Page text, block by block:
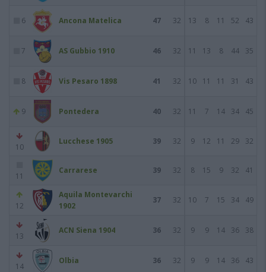
6 Ancona Matelica 47 32 13 8 11 52 43
7 AS Gubbio 1910 46 32 11 13 8 44 35
8 Vis Pesaro 1898 41 32 10 11 11 31 43
9 Pontedera 40 32 11 7 14 34 45
10
Lucchese 1905 39 32 9 12 11 29 32
11
Carrarese 39 32 8 15 9 32 41
12
Aquila Montevarchi
1902
37 32 10 7 15 34 49
13
ACN Siena 1904 36 32 9 9 14 36 38
14
Olbia 36 32 9 9 14 36 43